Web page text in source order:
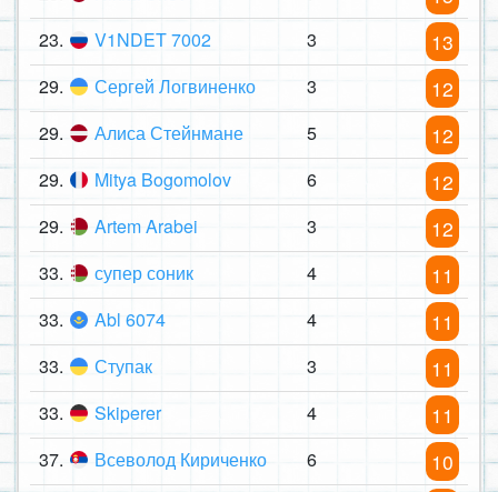
23. V1NDET 7002 3 13
29. Сергей Логвиненко 3 12
29. Алиса Стейнмане 5 12
29. Mitya Bogomolov 6 12
29. Artem Arabei 3 12
33. супер соник 4 11
33. Abl 6074 4 11
33. Ступак 3 11
33. Skiperer 4 11
37. Всеволод Кириченко 6 10